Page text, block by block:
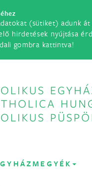
(sütiket) adunk
hirdetések nyújtása
gombra kattintva!